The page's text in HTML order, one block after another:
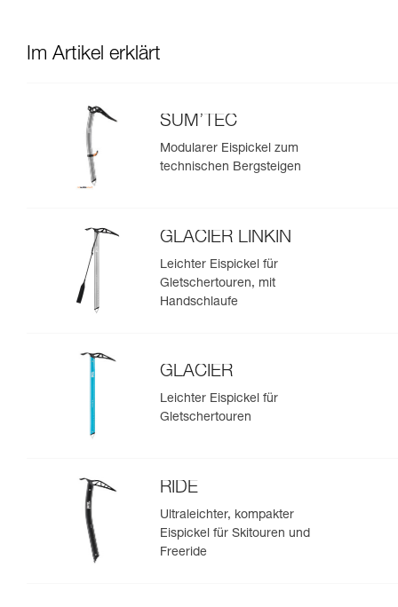
Im Artikel erklärt
SUM’TEC
Modularer Eispickel zum
technischen Bergsteigen
GLACIER LINKIN
Leichter Eispickel für
Gletschertouren, mit
Handschlaufe
GLACIER
Leichter Eispickel für
Gletschertouren
RIDE
Ultraleichter, kompakter
Eispickel für Skitouren und
Freeride